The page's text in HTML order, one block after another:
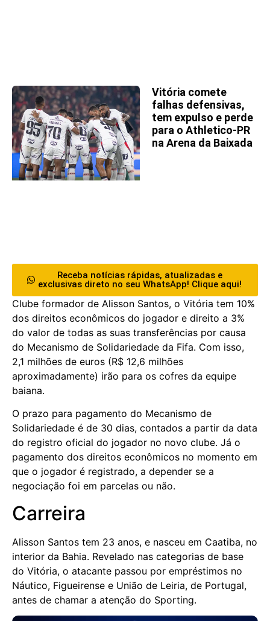
Vitória comete
falhas defensivas,
tem expulso e perde
para o Athletico-PR
na Arena da Baixada
Receba notícias rápidas, atualizadas e
exclusivas direto no seu WhatsApp! Clique aqui!
Clube formador de Alisson Santos, o Vitória tem 10%
dos direitos econômicos do jogador e direito a 3%
do valor de todas as suas transferências por causa
do Mecanismo de Solidariedade da Fifa. Com isso,
2,1 milhões de euros (R$ 12,6 milhões
aproximadamente) irão para os cofres da equipe
baiana.
O prazo para pagamento do Mecanismo de
Solidariedade é de 30 dias, contados a partir da data
do registro oficial do jogador no novo clube. Já o
pagamento dos direitos econômicos no momento em
que o jogador é registrado, a depender se a
negociação foi em parcelas ou não.
Carreira
Alisson Santos tem 23 anos, e nasceu em Caatiba, no
interior da Bahia. Revelado nas categorias de base
do Vitória, o atacante passou por empréstimos no
Náutico, Figueirense e União de Leiria, de Portugal,
antes de chamar a atenção do Sporting.